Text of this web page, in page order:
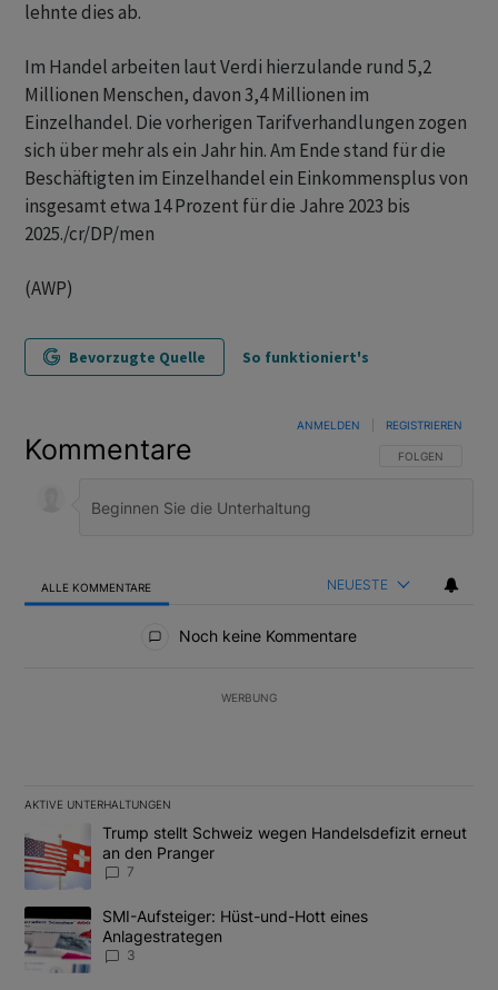
lehnte dies ab.
Im Handel arbeiten laut Verdi hierzulande rund 5,2
Millionen Menschen, davon 3,4 Millionen im
Einzelhandel. Die vorherigen Tarifverhandlungen zogen
sich über mehr als ein Jahr hin. Am Ende stand für die
Beschäftigten im Einzelhandel ein Einkommensplus von
insgesamt etwa 14 Prozent für die Jahre 2023 bis
2025./cr/DP/men
(AWP)
Bevorzugte Quelle So funktioniert's
Kommentare FOLGE DIESER
FOLGEN
ANMELDEN REGISTRIEREN
ALLE KOMMENTARE NEUESTE
Noch keine Kommentare
WERBUNG
AKTIVE UNTERHALTUNGEN
Ein Trendartikel mit dem Titel "Trump stellt Schweiz wegen
Trump stellt Schweiz wegen Handelsdefizit erneut
an den Pranger
7
Ein Trendartikel mit dem Titel "SMI-Aufsteiger: Hüst-und-Hott
SMI-Aufsteiger: Hüst-und-Hott eines
Anlagestrategen
3